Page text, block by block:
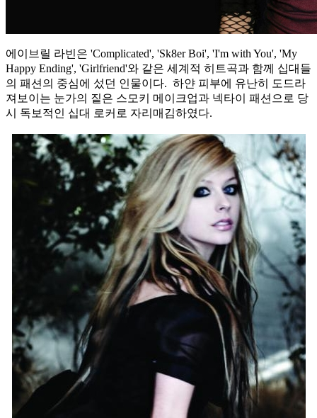
에이브릴 라빈은 'Complicated', 'Sk8er Boi', 'I'm with You', 'My
Happy Ending', 'Girlfriend'와 같은 세계적 히트곡과 함께 십대들
의 패션의 중심에 섰던 인물이다. 하얀 피부에 유난히 도드라
져보이는 눈가의 짙은 스모키 메이크업과 넥타이 패션으로 당
시 독보적인 십대 로커로 자리매김하였다.